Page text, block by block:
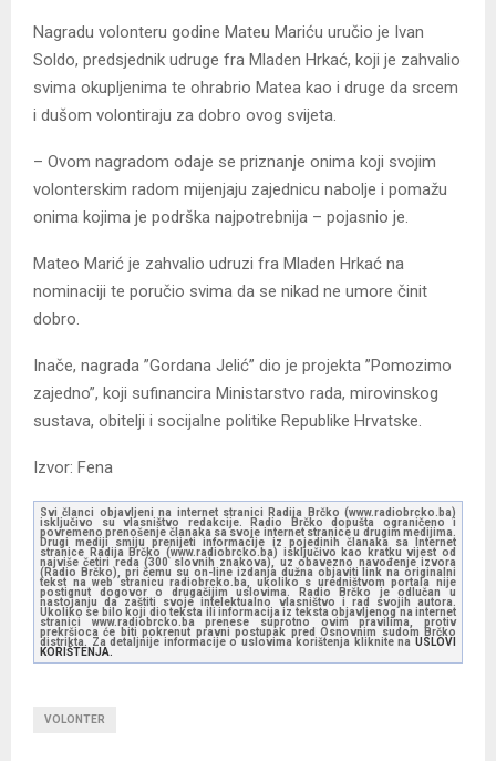
Nagradu volonteru godine Mateu Mariću uručio je Ivan
Soldo, predsjednik udruge fra Mladen Hrkać, koji je zahvalio
svima okupljenima te ohrabrio Matea kao i druge da srcem
i dušom volontiraju za dobro ovog svijeta.
– Ovom nagradom odaje se priznanje onima koji svojim
volonterskim radom mijenjaju zajednicu nabolje i pomažu
onima kojima je podrška najpotrebnija – pojasnio je.
Mateo Marić je zahvalio udruzi fra Mladen Hrkać na
nominaciji te poručio svima da se nikad ne umore činit
dobro.
Inače, nagrada ”Gordana Jelić” dio je projekta ”Pomozimo
zajedno”, koji sufinancira Ministarstvo rada, mirovinskog
sustava, obitelji i socijalne politike Republike Hrvatske.
Izvor: Fena
Svi članci objavljeni na internet stranici Radija Brčko (www.radiobrcko.ba)
isključivo su vlasništvo redakcije. Radio Brčko dopušta ograničeno i
povremeno prenošenje članaka sa svoje internet stranice u drugim medijima.
Drugi mediji smiju prenijeti informacije iz pojedinih članaka sa Internet
stranice Radija Brčko (www.radiobrcko.ba) isključivo kao kratku vijest od
najviše četiri reda (300 slovnih znakova), uz obavezno navođenje izvora
(Radio Brčko), pri čemu su on-line izdanja dužna objaviti link na originalni
tekst na web stranicu radiobrcko.ba, ukoliko s uredništvom portala nije
postignut dogovor o drugačijim uslovima. Radio Brčko je odlučan u
nastojanju da zaštiti svoje intelektualno vlasništvo i rad svojih autora.
Ukoliko se bilo koji dio teksta ili informacija iz teksta objavljenog na internet
stranici www.radiobrcko.ba prenese suprotno ovim pravilima, protiv
prekršioca će biti pokrenut pravni postupak pred Osnovnim sudom Brčko
distrikta. Za detaljnije informacije o uslovima korištenja kliknite na USLOVI
KORIŠTENJA.
VOLONTER